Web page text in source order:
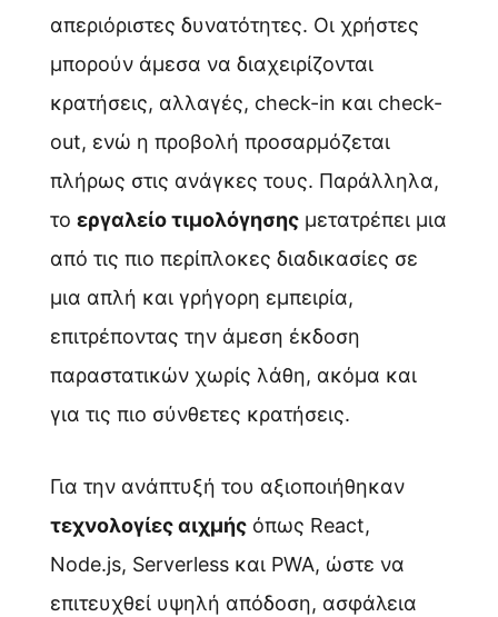
απεριόριστες δυνατότητες. Οι χρήστες
μπορούν άμεσα να διαχειρίζονται
κρατήσεις, αλλαγές, check-in και check-
out, ενώ η προβολή προσαρμόζεται
πλήρως στις ανάγκες τους. Παράλληλα,
το εργαλείο τιμολόγησηςμετατρέπει μια
από τις πιο περίπλοκες διαδικασίες σε
μια απλή και γρήγορη εμπειρία,
επιτρέποντας την άμεση έκδοση
παραστατικών χωρίς λάθη, ακόμα και
για τις πιο σύνθετες κρατήσεις.
Για την ανάπτυξή του αξιοποιήθηκαν
τεχνολογίες αιχμήςόπως React,
Node.js, Serverless και PWA, ώστε να
επιτευχθεί υψηλή απόδοση, ασφάλεια